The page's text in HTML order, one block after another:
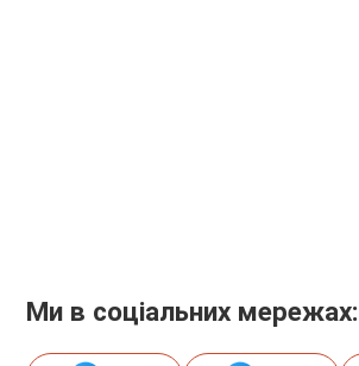
Ми в соціальних мережах: